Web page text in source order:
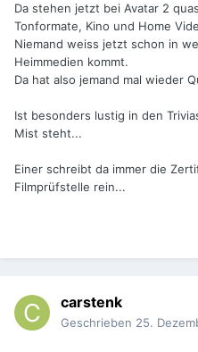
Da stehen jetzt bei Avatar 2
Tonformate, Kino und Home
Niemand weiss jetzt schon in
Heimmedien kommt.
Da hat also jemand mal wieder
Ist besonders lustig in den
Mist steht...
Einer schreibt da immer die
Filmprüfstelle rein...
carstenk
Geschrieben 25.